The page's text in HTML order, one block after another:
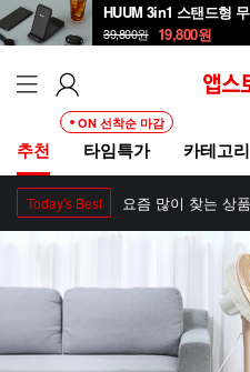
39,800원 19,800원
추천
ON 선착순 마감
타임특가 카테고리
New Arrivals 따끈따끈한 신상품